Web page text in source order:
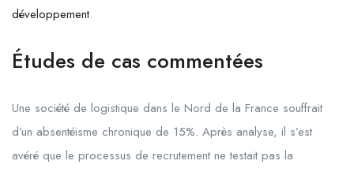
développement.
Études de cas commentées
Une société de logistique dans le Nord de la France souffrait
d’un absentéisme chronique de 15%. Après analyse, il s’est
avéré que le processus de recrutement ne testait pas la